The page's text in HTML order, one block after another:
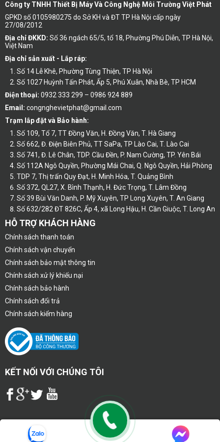
Công ty TNHH Thiết Bị Máy Và Công Nghệ Môi Trường Việt Phát
GPKD số 0105980275 do Sở KH và ĐT TP Hà Nội cấp ngày
27/08/2012
Địa chỉ ĐKKD: Số 36 ngách 65/5, tổ 18, Phường Phú Diễn, TP Hà Nội,
Việt Nam
Địa chỉ sản xuất - Lắp ráp:
Số 14 Lễ Khê, Phường Tùng Thiện, TP Hà Nội
Số 1027 Huỳnh Tấn Phát, Ấp 5, Phú Xuân, Nhà Bè, TP HCM
Điện thoại: 0932 333 299 – 0986 924 889
Email: congnghevietphat@gmail.com
Trạm lắp đặt và Bảo hành:
Số 109, Tổ 7, TT Đồng Văn, H. Đồng Văn, T. Hà Giang
Số 662, Đ. Điện Biên Phủ, TT SaPa, TP Lào Cai, T. Lào Cai
Số 741, Đ. Lê Chân, TDP. Cầu Đền, P. Nam Cường, TP. Yên Bái
Số 112A Ngô Quyền, Phường Mái Chai, Q. Ngô Quyền, Hải Phòng
TDP 7, Thị trấn Quy Đạt, H. Minh Hóa, T. Quảng Bình
Số 372, QL27, X. Bình Thạnh, H. Đức Trọng, T. Lâm Đồng
Số 39 Bùi Văn Danh, P. Mỹ Xuyên, TP Long Xuyên, T. An Giang
Số 632/282 ĐT 826C, Ấp 4, xã Long Hậu, H. Cần Giuộc, T. Long An
HỖ TRỢ KHÁCH HÀNG
Chính sách thanh toán
Chính sách vận chuyển
Chính sách bảo mật thông tin
Chính sách xử lý khiếu nại
Chính sách bảo hành
Chính sách đổi trả
Chính sách kiểm hàng
KẾT NỐI VỚI CHÚNG TÔI
Copyright 2020 © congnghevietphat.com - CÔNG TY TNHH THIẾT BỊ